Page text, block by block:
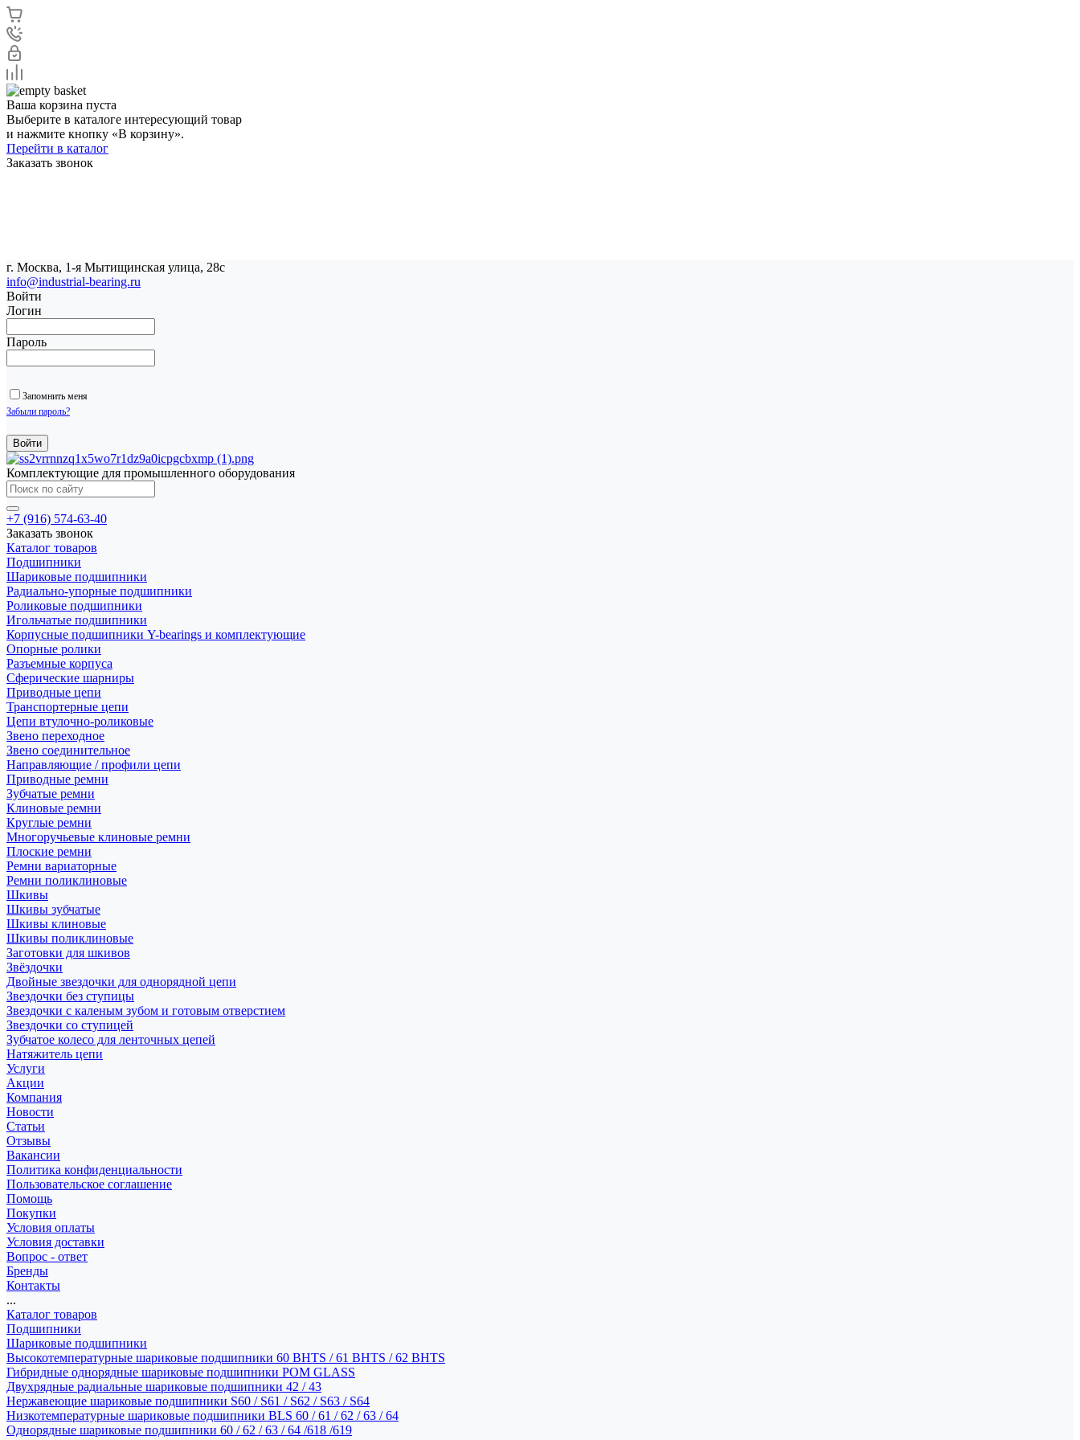
Ваша корзина пуста
Выберите в каталоге интересующий товар
и нажмите кнопку «В корзину».
Перейти в каталог
Заказать звонок
г. Москва, 1-я Мытищинская улица, 28с
info@industrial-bearing.ru
Войти
Логин
Пароль
Запомнить меня
Забыли пароль?
Комплектующие для промышленного оборудования
+7 (916) 574-63-40
Заказать звонок
Каталог товаров
Подшипники
Шариковые подшипники
Радиально-упорные подшипники
Роликовые подшипники
Игольчатые подшипники
Корпусные подшипники Y-bearings и комплектующие
Опорные ролики
Разъемные корпуса
Сферические шарниры
Приводные цепи
Транспортерные цепи
Цепи втулочно-роликовые
Звено переходное
Звено соединительное
Направляющие / профили цепи
Приводные ремни
Зубчатые ремни
Клиновые ремни
Круглые ремни
Многоручьевые клиновые ремни
Плоские ремни
Ремни вариаторные
Ремни поликлиновые
Шкивы
Шкивы зубчатые
Шкивы клиновые
Шкивы поликлиновые
Заготовки для шкивов
Звёздочки
Двойные звездочки для однорядной цепи
Звездочки без ступицы
Звездочки с каленым зубом и готовым отверстием
Звездочки со ступицей
Зубчатое колесо для ленточных цепей
Натяжитель цепи
Услуги
Акции
Компания
Новости
Статьи
Отзывы
Вакансии
Политика конфиденциальности
Пользовательское соглашение
Помощь
Покупки
Условия оплаты
Условия доставки
Вопрос - ответ
Бренды
Контакты
...
Каталог товаров
Подшипники
Шариковые подшипники
Высокотемпературные шариковые подшипники 60 BHTS / 61 BHTS / 62 BHTS
Гибридные однорядные шариковые подшипники POM GLASS
Двухрядные радиальные шариковые подшипники 42 / 43
Нержавеющие шариковые подшипники S60 / S61 / S62 / S63 / S64
Низкотемпературные шариковые подшипники BLS 60 / 61 / 62 / 63 / 64
Однорядные шариковые подшипники 60 / 62 / 63 / 64 /618 /619